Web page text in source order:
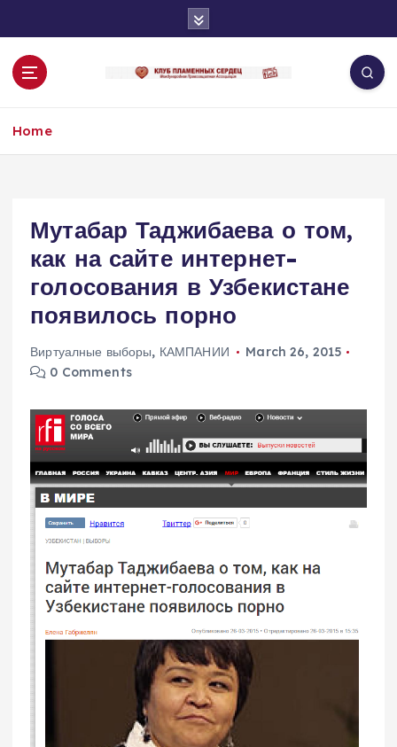
o
Home
Мутабар Таджибаева о том,
как на сайте интернет-
голосования в Узбекистане
появилось порно
Виртуалные выборы, КАМПАНИИ
March 26, 2015
0 Comments